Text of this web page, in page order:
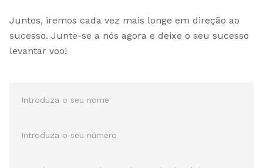
Juntos, iremos cada vez mais longe em direção ao
sucesso. Junte-se a nós agora e deixe o seu sucesso
levantar voo!